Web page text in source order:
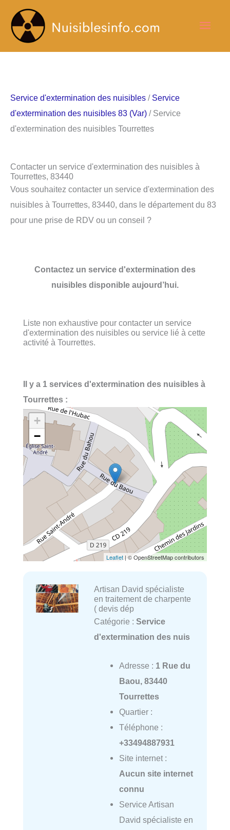
contenu
Service d'extermination des nuisibles / Service
d'extermination des nuisibles 83 (Var) / Service
d'extermination des nuisibles Tourrettes
Contacter un service d'extermination des nuisibles à
Tourrettes, 83440
Vous souhaitez contacter un service d'extermination des
nuisibles à Tourrettes, 83440, dans le département du 83
pour une prise de RDV ou un conseil ?
Contactez un service d'extermination des
nuisibles disponible aujourd’hui.
Liste non exhaustive pour contacter un service
d'extermination des nuisibles ou service lié à cette
activité à Tourrettes.
Il y a 1 services d'extermination des nuisibles à
Tourrettes :
+
−
Leaflet | © OpenStreetMap contributors
Artisan David spécialiste
en traitement de charpente
( devis dép
Catégorie : Service
d'extermination des nuis
Adresse : 1 Rue du
Baou, 83440
Tourrettes
Quartier :
Téléphone :
+33494887931
Site internet :
Aucun site internet
connu
Service Artisan
David spécialiste en